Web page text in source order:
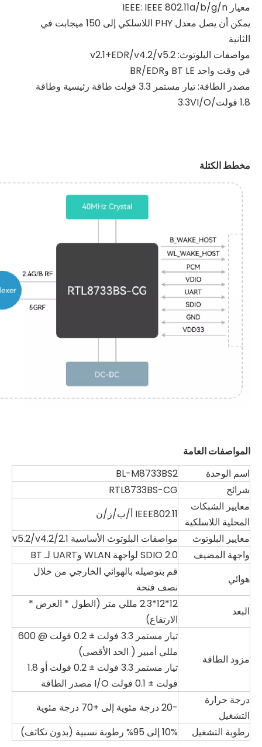
معيار IEEE: IEEE 802.11a/b/g/n
يمكن أن يصل معدل PHY اللاسلكي إلى 150 ميجابت في
الثانية
مواصفات البلوتوث: v2.1+EDR/v4.2/v5.2
في وقت واحد BT LE وBR/EDR
مصدر الطاقة: تيار مستمر 3.3 فولت طاقة رئيسية وطاقة
1.8 فولت/3.3VI/O
مخطط الكتلة
المواصفات العامة
اسم الوحدة
BL-M8733BS2
شرائح
RTL8733BS-CG
معايير الشبكات
المحلية اللاسلكية
IEEE802.11 أ/ب/ز/ن
معايير البلوتوث
مواصفات البلوتوث الأساسية v5.2/v4.2/2.1
واجهة المضيف
SDIO 2.0 لواجهة WLAN وUART لـ BT
هوائي
قم بتوصيله بالهوائي الخارجي من خلال
نصف فتحة
البعد
12*12*2.3 مللي متر (الطول * العرض *
الارتفاع)
مزود الطاقة
تيار مستمر 3.3 فولت ± 0.2 فولت @ 600
مللي أمبير ( الحد الأقصى)
تيار مستمر 3.3 فولت ± 0.2 فولت أو 1.8
فولت ± 0.1 فولت I/O مصدر الطاقة
درجة حرارة
التشغيل
-20 درجة مئوية إلى +70 درجة مئوية
رطوبة التشغيل
10% إلى 95% رطوبة نسبية (بدون تكاثف)